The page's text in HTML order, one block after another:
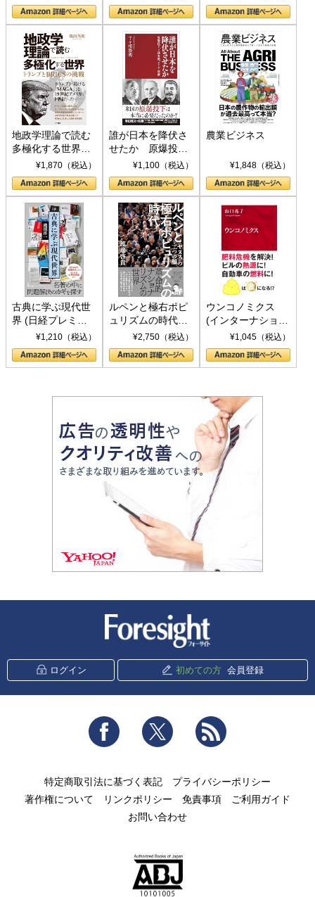
地政学理論で読む
多極化する世界：
トランプとBRICS
の挑戦
¥1,870（税込）
誰が日本を降伏さ
せたか 原爆投
下、ソ連参戦、そ
して聖断 (PHP新
書)
¥1,100（税込）
農業ビジネス
¥1,848（税込）
古典に学ぶ現代世
界 (日経プレミア
シリーズ)¥1,210（税込）
ルペンと極右ポピ
ュリズムの時代：
〈ヤヌス〉の二つ
の顔
¥2,750（税込）
ウンコノミクス
(インターナショナ
ル新書)¥1,045（税込）
ログイン 初めての方 会員登録
Facebook Twitter
特定商取引法に基づく表記
プライバシーポリシー
著作権について
リンクポリシー 免責事項
ご利用ガイド
お問い合わせ